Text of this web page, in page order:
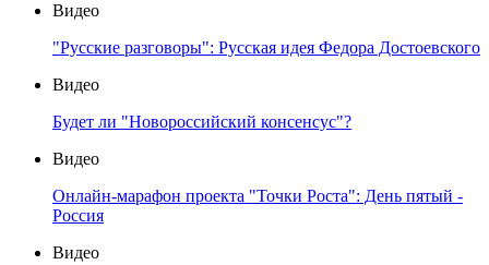
Видео
"Русские разговоры": Русская идея Федора Достоевского
Видео
Будет ли "Новороссийский консенсус"?
Видео
Онлайн-марафон проекта "Точки Роста": День пятый -
Россия
Видео